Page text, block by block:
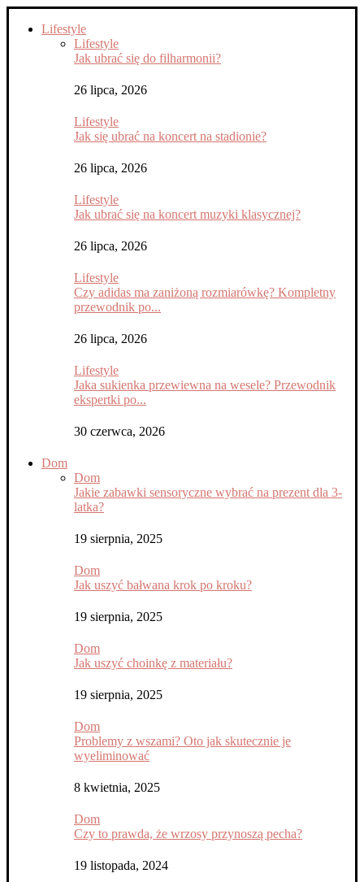
Lifestyle
Lifestyle
Jak ubrać się do filharmonii?
26 lipca, 2026
Lifestyle
Jak się ubrać na koncert na stadionie?
26 lipca, 2026
Lifestyle
Jak ubrać się na koncert muzyki klasycznej?
26 lipca, 2026
Lifestyle
Czy adidas ma zaniżoną rozmiarówkę? Kompletny
przewodnik po...
26 lipca, 2026
Lifestyle
Jaka sukienka przewiewna na wesele? Przewodnik
ekspertki po...
30 czerwca, 2026
Dom
Dom
Jakie zabawki sensoryczne wybrać na prezent dla 3-
latka?
19 sierpnia, 2025
Dom
Jak uszyć bałwana krok po kroku?
19 sierpnia, 2025
Dom
Jak uszyć choinkę z materiału?
19 sierpnia, 2025
Dom
Problemy z wszami? Oto jak skutecznie je
wyeliminować
8 kwietnia, 2025
Dom
Czy to prawda, że wrzosy przynoszą pecha?
19 listopada, 2024